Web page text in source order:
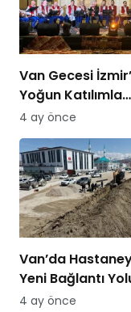
Van Gecesi
Yoğun Katılımla
Düzenlendi
4 ay önce
Van’da
Yeni Bağlantı
Yapılıyor
4 ay önce